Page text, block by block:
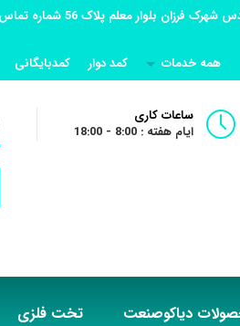
همه خدمات
کمد دوار کمدبایگانی
ساعات کاری
ایام هفته : 8:00 - 18:00
دیاکوصنعت تخت فلزی